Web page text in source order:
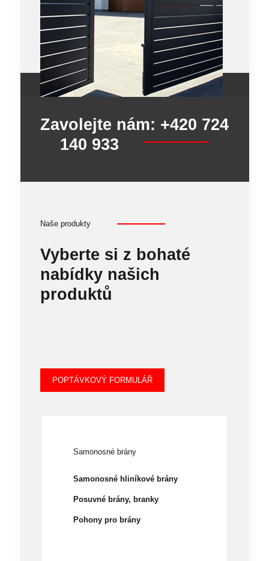
Zavolejte nám: +420 724
140 933
Naše produkty
Vyberte si z bohaté
nabídky našich
produktů
POPTÁVKOVÝ FORMULÁŘ
Samonosné brány
Samonosné hliníkové brány
Posuvné brány, branky
Pohony pro brány